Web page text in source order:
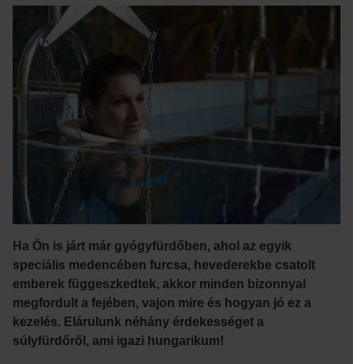
Ha Ön is járt már gyógyfürdőben, ahol az egyik
speciális medencében furcsa, hevederekbe csatolt
emberek függeszkedtek, akkor minden bizonnyal
megfordult a fejében, vajon mire és hogyan jó ez a
kezelés. Elárulunk néhány érdekességet a
súlyfürdőről, ami igazi hungarikum!